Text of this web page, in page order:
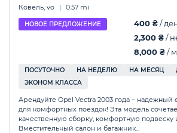
Ковель, vo | 0.57 mi
НОВОЕ ПРЕДЛОЖЕНИЕ 400 ₴/
2,300 ₴/
8,000 ₴/
ПОСУТОЧНО НА НЕДЕЛЮ НА МЕСЯЦ
ЭКОНОМ КЛАССА
Арендуйте Opel Vectra 2003 года – надежный
для комфортных поездок! Эта модель
качественную сборку, комфортную подвеску
Вместительный салон и багажник...